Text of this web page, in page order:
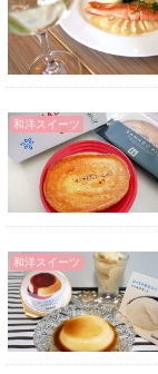
和洋スイーツ
和洋スイーツ